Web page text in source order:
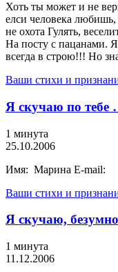
Хоть ты может и не
елси человека
не охота Гулять,
На посту с пацанами.
всегда в строю!!! Но
Ваши стихи и
Я скучаю по тебе
1 минута
25.10.2006
Имя: Марина E-mail:
Ваши стихи и
Я скучаю,
1 минута
11.12.2006